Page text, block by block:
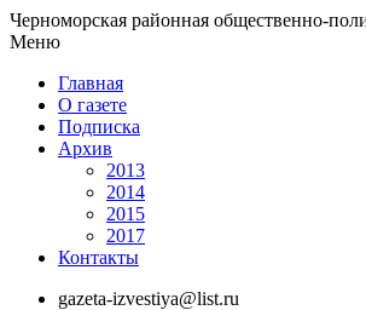
Черноморская районная общественно-
Меню
Главная
О газете
Подписка
Архив
2013
2014
2015
2017
Контакты
gazeta-izvestiya@list.ru